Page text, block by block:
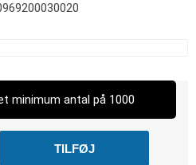
minimum antal på 1000